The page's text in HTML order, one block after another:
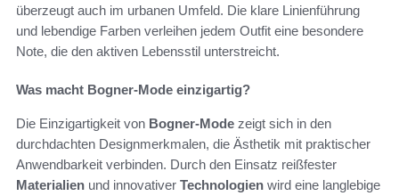
überzeugt auch im urbanen Umfeld. Die klare Linienführung
und lebendige Farben verleihen jedem Outfit eine besondere
Note, die den aktiven Lebensstil unterstreicht.
Was macht Bogner-Mode einzigartig?
Die Einzigartigkeit von Bogner-Mode zeigt sich in den
durchdachten Designmerkmalen, die Ästhetik mit praktischer
Anwendbarkeit verbinden. Durch den Einsatz reißfester
Materialien und innovativer Technologien wird eine langlebige